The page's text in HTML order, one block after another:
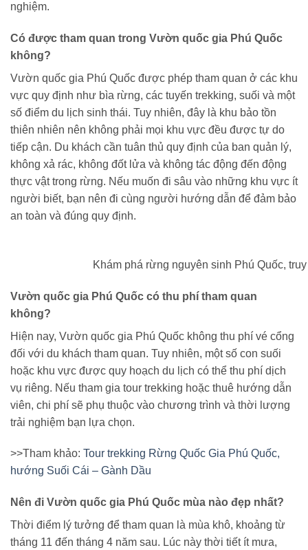
nghiệm.
Có được tham quan trong Vườn quốc gia Phú Quốc
không?
Vườn quốc gia Phú Quốc được phép tham quan ở các khu
vực quy định như bìa rừng, các tuyến trekking, suối và một
số điểm du lịch sinh thái. Tuy nhiên, đây là khu bảo tồn
thiên nhiên nên không phải mọi khu vực đều được tự do
tiếp cận. Du khách cần tuân thủ quy định của ban quản lý,
không xả rác, không đốt lửa và không tác động đến động
thực vật trong rừng. Nếu muốn đi sâu vào những khu vực ít
người biết, bạn nên đi cùng người hướng dẫn để đảm bảo
an toàn và đúng quy định.
Khám phá rừng nguyên sinh Phú Quốc,
Vườn quốc gia Phú Quốc có thu phí tham quan
không?
Hiện nay, Vườn quốc gia Phú Quốc không thu phí vé cổng
đối với du khách tham quan. Tuy nhiên, một số con suối
hoặc khu vực được quy hoạch du lịch có thể thu phí dịch
vụ riêng. Nếu tham gia tour trekking hoặc thuê hướng dẫn
viên, chi phí sẽ phụ thuộc vào chương trình và thời lượng
trải nghiệm bạn lựa chọn.
>>Tham khảo: Tour trekking Rừng Quốc Gia Phú Quốc,
hướng Suối Cái – Gành Dầu
Nên đi Vườn quốc gia Phú Quốc mùa nào đẹp nhất?
Thời điểm lý tưởng để tham quan là mùa khô, khoảng từ
tháng 11 đến tháng 4 năm sau. Lúc này thời tiết ít mưa,